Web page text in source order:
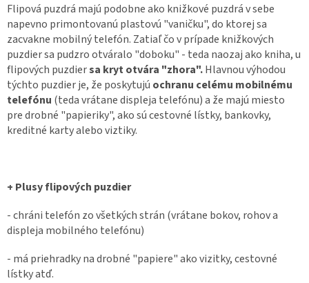
Flipová puzdrá majú podobne ako knižkové puzdrá v sebe
napevno primontovanú plastovú "vaničku", do ktorej sa
zacvakne mobilný telefón. Zatiaľ čo v prípade knižkových
puzdier sa pudzro otváralo "doboku" - teda naozaj ako kniha, u
flipových puzdiersa kryt otvára "zhora".Hlavnou výhodou
týchto puzdier je, že poskytujú ochranu celému mobilnému
telefónu (teda vrátane displeja telefónu) a že majú miesto
pre drobné "papieriky", ako sú cestovné lístky, bankovky,
kreditné karty alebo viztiky.
+ Plusy flipových puzdier
- chráni telefón zo všetkých strán (vrátane bokov, rohov a
displeja mobilného telefónu)
- má priehradky na drobné "papiere" ako vizitky, cestovné
lístky atď.